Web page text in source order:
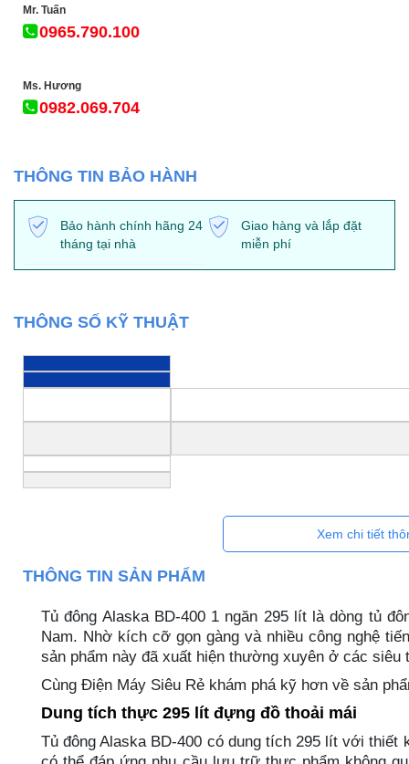
Mr. Tuấn
0965.790.100
Ms. Hương
0982.069.704
THÔNG TIN BẢO HÀNH
Bảo hành chính hãng 24
tháng tại nhà
Giao hàng và lắp đặt
miễn phí
THÔNG SỐ KỸ THUẬT
Xem chi tiết
THÔNG TIN SẢN PHẨM
Tủ đông Alaska BD-400 1 ngăn 295 lít là dòng tủ
Nam. Nhờ kích cỡ gọn gàng và nhiều công nghệ
sản phẩm này đã xuất hiện thường xuyên ở các siêu
Cùng Điện Máy Siêu Rẻ khám phá kỹ hơn về sản
Dung tích thực 295 lít đựng đồ thoải mái
Tủ đông Alaska BD-400 có dung tích 295 lít với thiết